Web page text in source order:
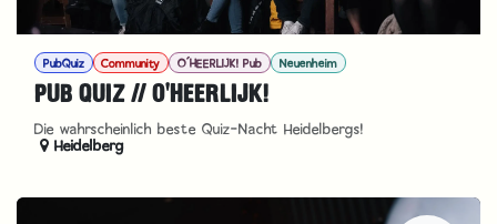
PubQuiz Community O´HEERLIJK! Pub Neuenheim
PUB QUIZ // O'HEERLIJK!
Die wahrscheinlich beste Quiz-Nacht Heidelbergs!
Heidelberg